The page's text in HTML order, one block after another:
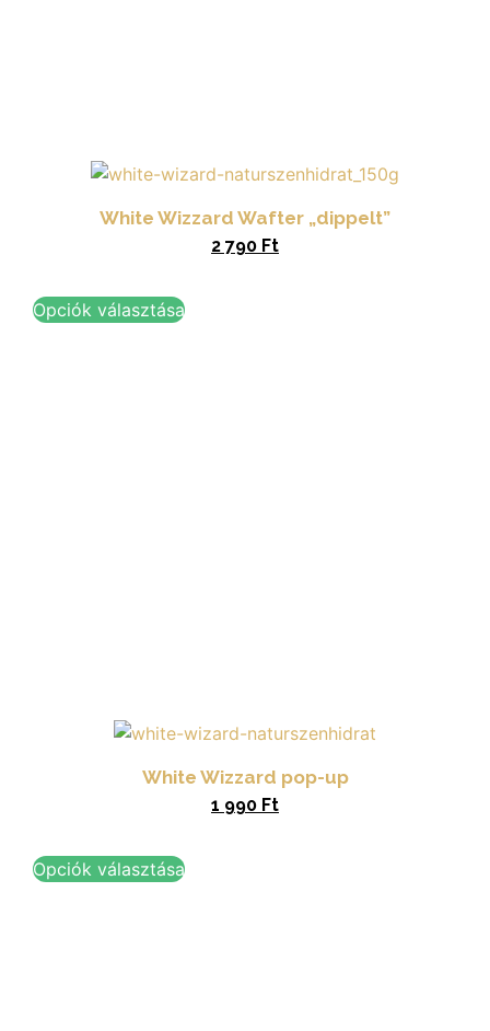
White Wizzard Wafter „dippelt”
2 790 Ft
Opciók választása
White Wizzard pop-up
1 990 Ft
Opciók választása